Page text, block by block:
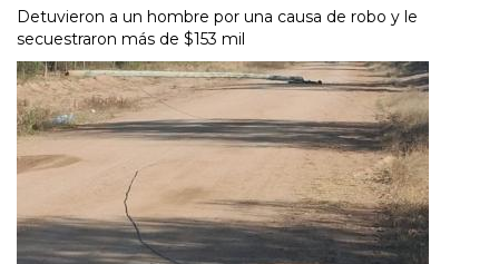
Detuvieron a un hombre por una causa de robo y le
secuestraron más de $153 mil